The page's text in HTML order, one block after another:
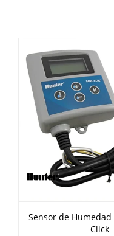
Sensor de
Click